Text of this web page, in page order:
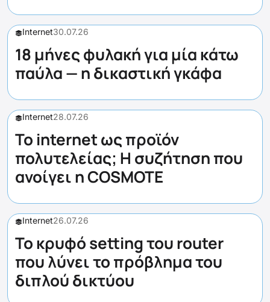
Internet30.07.26
18 μήνες φυλακή για μία κάτω
παύλα — η δικαστική γκάφα
Internet28.07.26
Το internet ως προϊόν
πολυτελείας; Η συζήτηση που
ανοίγει η COSMOTE
Internet26.07.26
Το κρυφό setting του router
που λύνει το πρόβλημα του
διπλού δικτύου